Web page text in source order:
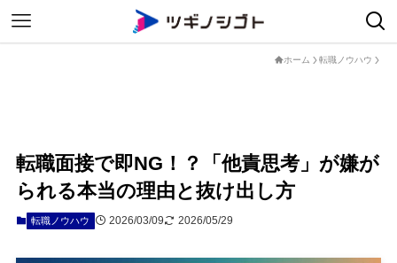
ホーム 転職ノウハウ
転職面接で即NG！？「他責思考」が嫌が
られる本当の理由と抜け出し方
転職ノウハウ 2026/03/09 2026/05/29